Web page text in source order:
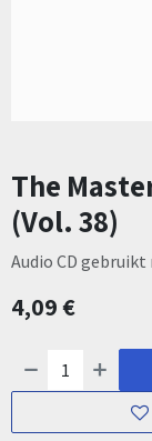
The
(Vol. 38)
Audio CD
4,09€